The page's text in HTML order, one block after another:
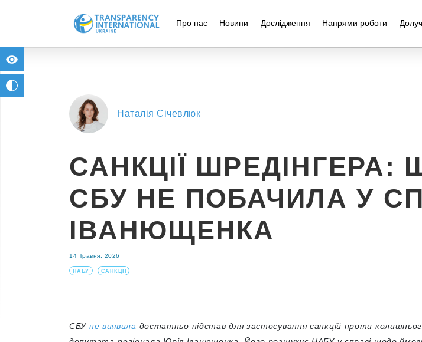
Про нас Новини Дослідження Напрями роботи
Наталія Січевлюк
САНКЦІЇ ШРЕДІНГЕРА:
СБУ НЕ ПОБАЧИЛА У
ІВАНЮЩЕНКА
14 Травня, 2026
НАБУ САНКЦІЇ
СБУ не виявила достатньо підстав для застосування санкцій проти